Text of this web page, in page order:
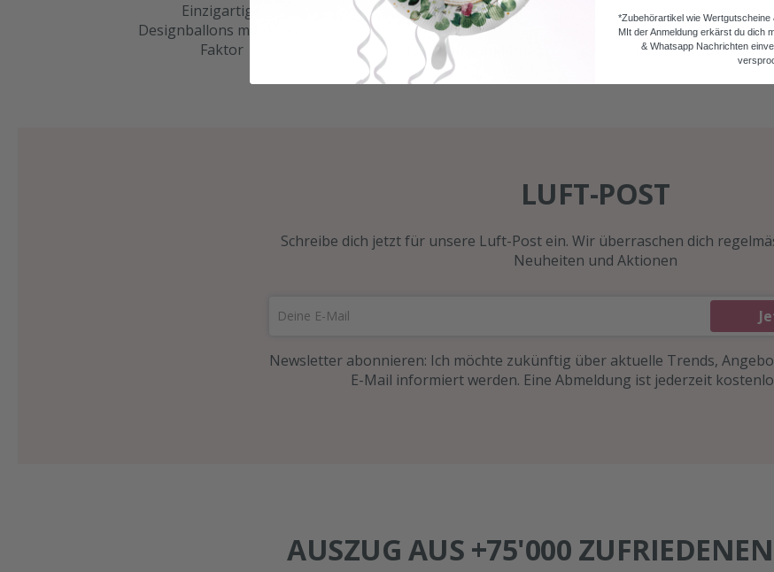
Einzigartige
Designballons mit WOW-
Faktor
Digitaldruck mit
höchsten
Qualitätsstandards
Kombiniere mit
Mio. Varianten
persönliches
LUFT-POST
Schreibe dich jetzt für unsere Luft-Post ein. Wir überraschen dich
Neuheiten und Aktionen
Newsletter abonnieren: Ich möchte zukünftig über aktuelle Trends,
E-Mail informiert werden. Eine Abmeldung ist jederzeit
AUSZUG AUS +75'000
*Zubehörartikel wie
MIt der Anmeldung erkärst du dich
& Whatsapp Nachrichten